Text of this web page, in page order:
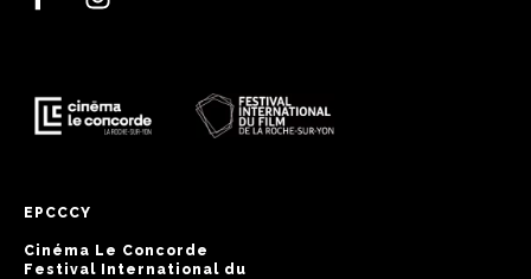
EPCCCY
Cinéma Le Concorde
Festival International du